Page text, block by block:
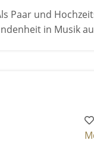
Paar und
in Musik